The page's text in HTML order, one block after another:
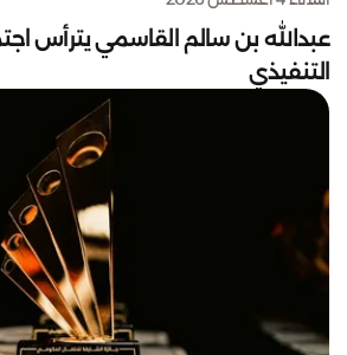
عبدالله بن سالم القاسمي يترأس
التنفيذي